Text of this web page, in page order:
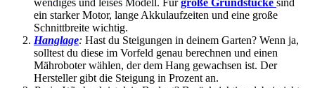
ein starker Motor, lange Akkulaufzeiten und eine große
Schnittbreite wichtig.
Hanglage: Hast du Steigungen in deinem Garten? Wenn ja,
solltest du diese im Vorfeld genau berechnen und einen
Mähroboter wählen, der dem Hang gewachsen ist. Der
Hersteller gibt die Steigung in Prozent an.